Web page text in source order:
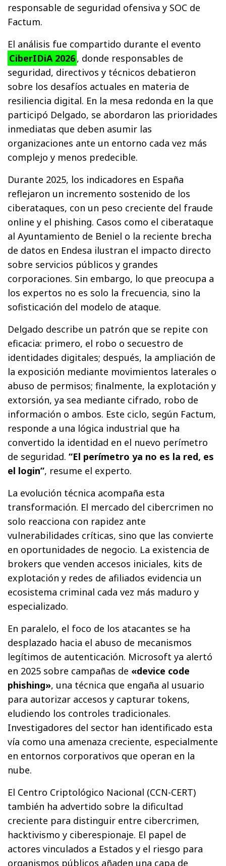
responsable de seguridad ofensiva y SOC de
Factum.
El análisis fue compartido durante el evento
CiberIDiA 2026, donde responsables de
seguridad, directivos y técnicos debatieron
sobre los desafíos actuales en materia de
resiliencia digital. En la mesa redonda en la que
participó Delgado, se abordaron las prioridades
inmediatas que deben asumir las
organizaciones ante un entorno cada vez más
complejo y menos predecible.
Durante 2025, los indicadores en España
reflejaron un incremento sostenido de los
ciberataques, con un peso creciente del fraude
online y el phishing. Casos como el ciberataque
al Ayuntamiento de Beniel o la reciente brecha
de datos en Endesa ilustran el impacto directo
sobre servicios públicos y grandes
corporaciones. Sin embargo, lo que preocupa a
los expertos no es solo la frecuencia, sino la
sofisticación del modelo de ataque.
Delgado describe un patrón que se repite con
eficacia: primero, el robo o secuestro de
identidades digitales; después, la ampliación de
la exposición mediante movimientos laterales o
abuso de permisos; finalmente, la explotación y
extorsión, ya sea mediante cifrado, robo de
información o ambos. Este ciclo, según Factum,
responde a una lógica industrial que ha
convertido la identidad en el nuevo perímetro
de seguridad.“El perímetro ya no es la red, es
el login”, resume el experto.
La evolución técnica acompaña esta
transformación. El mercado del cibercrimen no
solo reacciona con rapidez ante
vulnerabilidades críticas, sino que las convierte
en oportunidades de negocio. La existencia de
brokers que venden accesos iniciales, kits de
explotación y redes de afiliados evidencia un
ecosistema criminal cada vez más maduro y
especializado.
En paralelo, el foco de los atacantes se ha
desplazado hacia el abuso de mecanismos
legítimos de autenticación. Microsoft ya alertó
en 2025 sobre campañas de «device code
phishing», una técnica que engaña al usuario
para autorizar accesos y capturar tokens,
eludiendo los controles tradicionales.
Investigadores del sector han identificado esta
vía como una amenaza creciente, especialmente
en entornos corporativos que operan en la
nube.
El Centro Criptológico Nacional (CCN-CERT)
también ha advertido sobre la dificultad
creciente para distinguir entre cibercrimen,
hacktivismo y ciberespionaje. El papel de
actores vinculados a Estados y el riesgo para
organismos públicos añaden una capa de